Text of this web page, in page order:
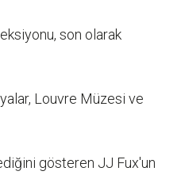
son olarak
Louvre Müzesi ve
gösteren JJ Fux'un